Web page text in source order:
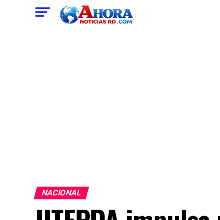
NACIONAL